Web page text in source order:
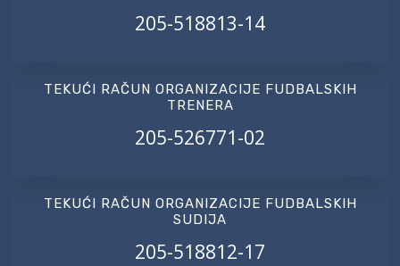
205-518813-14
TEKUĆI RAČUN ORGANIZACIJE FUDBALSKIH
TRENERA
205-526771-02
TEKUĆI RAČUN ORGANIZACIJE FUDBALSKIH
SUDIJA
205-518812-17